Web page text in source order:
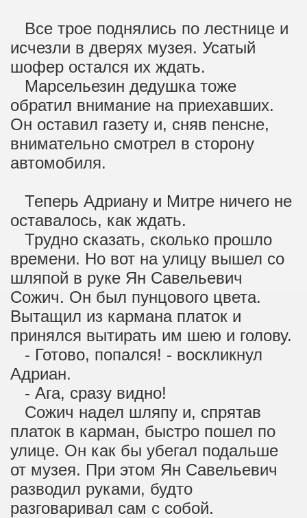
Все трое поднялись по лестнице и
исчезли в дверях музея. Усатый
шофер остался их ждать.
Марсельезин дедушка тоже
обратил внимание на приехавших.
Он оставил газету и, сняв пенсне,
внимательно смотрел в сторону
автомобиля.
Теперь Адриану и Митре ничего не
оставалось, как ждать.
Трудно сказать, сколько прошло
времени. Но вот на улицу вышел со
шляпой в руке Ян Савельевич
Сожич. Он был пунцового цвета.
Вытащил из кармана платок и
принялся вытирать им шею и голову.
- Готово, попался! - воскликнул
Адриан.
- Ага, сразу видно!
Сожич надел шляпу и, спрятав
платок в карман, быстро пошел по
улице. Он как бы убегал подальше
от музея. При этом Ян Савельевич
разводил руками, будто
разговаривал сам с собой.